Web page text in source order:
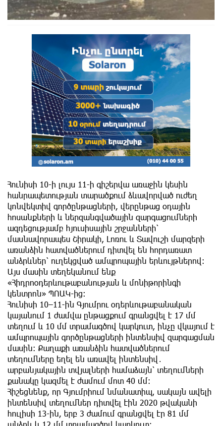
Հունիսի 10-ի լույս 11-ի գիշերվա առաջին կեսին
հանրապետության տարածքում ձևավորված ուժեղ
կոնվեկտիվ գործընթացների, վերընթաց օդային
հոսանքների և ներզանգվածային զարգացումների
ազդեցությամբ հյուսիսային շրջանների՝
մասնավորապես Շիրակի, Լոռու և Տավուշի մարզերի
առանձին հատվածներում դիտվել են հորդառատ
անձրևներ՝ ուղեկցված ամպրոպային երևույթներով։
Այս մասին տեղեկանում ենք
«Հիդրոօդերևութաբանության և մոնիթորինգի
կենտրոն» ՊՈԱԿ-ից։
Հունիսի 10–11-ին Գյումրու օդերևութաբանական
կայանում 1 ժամվա ընթացքում գրանցվել է 17 մմ
տեղում և 10 մմ տրամագծով կարկուտ, ինչը վկայում է
ամպրոպային գործընթացների ինտենսիվ զարգացման
մասին։ Քաղաքի առանձին հատվածներում
տեղումները եղել են առավել ինտենսիվ․
արբանյակային տվյալների համաձայն՝ տեղումների
քանակը կազմել է ժամում մոտ 40 մմ։
Հիշեցնենք, որ Գյումրիում նմանատիպ, սակայն ավելի
ինտենսիվ տեղումներ դիտվել էին 2020 թվականի
հուլիսի 13-ին, երբ 3 ժամում գրանցվել էր 81 մմ